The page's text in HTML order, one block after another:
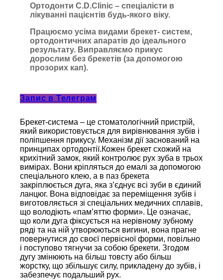
Ортодонти C.D.Clinic – спеціалісти в
лікуванні пацієнтів будь-якого віку.
Працюємо усіма видами брекет- систем,
ортодонтичних апаратів до ідеального
результату. Виправляємо прикус
дорослим без брекетів (за допомогою
прозорих кап).
Запис в Телеграм
Брекет-система – це стоматологічний пристрій,
який використовується для вирівнювання зубів і
поліпшення прикусу. Механізм дії заснований на
принципах ортодонтії.Кожен брекет схожий на
крихітний замок, який контролює рух зуба в трьох
вимірах. Вони кріпляться до емалі за допомогою
спеціального клею, а в паз брекета
закріплюється дуга, яка з’єднує всі зуби в єдиний
ланцюг. Вона відповідає за переміщення зубів і
виготовляється зі спеціальних медичних сплавів,
що володіють «пам’яттю форми». Це означає,
що коли дуга фіксується на нерівному зубному
ряді та на ній утворюються вигини, вона прагне
повернутися до своєї первісної форми, повільно
і поступово тягнучи за собою брекети. Згодом
дугу змінюють на більш товсту або більш
жорстку, що збільшує силу, прикладену до зубів, і
забезпечує подальший рух.